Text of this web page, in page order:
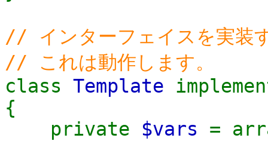
// インターフェイスを実装
// これは動作します。
class Template
{
private $vars =